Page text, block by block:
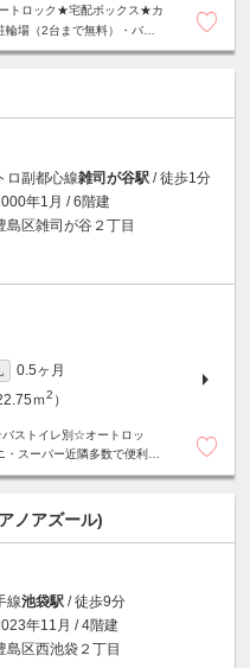
トロック★宅配ボックス★カ
場（2台まで無料）・バイ
ロ副都心線雑司が谷駅 / 徒歩1分
年1月 / 6階建
島区雑司が谷２丁目
0.5ヶ月
ｍ2 ）
ストイレ別☆オートロッ
スーパー近隣多数で便利な
ノアズール)
線池袋駅 / 徒歩9分
年11月 / 4階建
島区西池袋２丁目